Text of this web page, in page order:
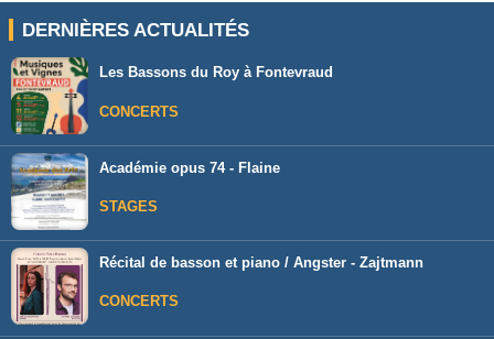
DERNIÈRES ACTUALITÉS
Les Bassons du Roy à Fontevraud
CONCERTS
Académie opus 74 - Flaine
STAGES
Récital de basson et piano / Angster - Zajtmann
CONCERTS